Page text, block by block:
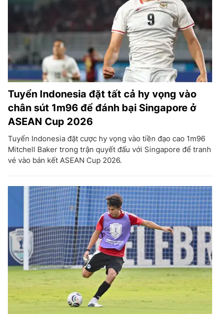
Tuyển Indonesia đặt tất cả hy vọng vào
chân sút 1m96 để đánh bại Singapore ở
ASEAN Cup 2026
Tuyển Indonesia đặt cược hy vọng vào tiền đạo cao 1m96
Mitchell Baker trong trận quyết đấu với Singapore để tranh
vé vào bán kết ASEAN Cup 2026.